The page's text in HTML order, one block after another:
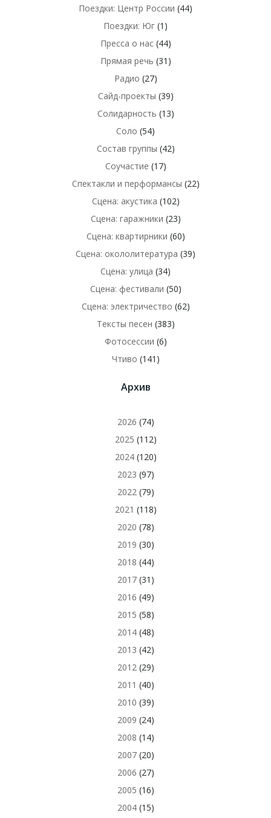
Поездки: Центр России (44)
Поездки: Юг (1)
Пресса о нас(44)
Прямая речь (31)
Радио (27)
Сайд-проекты (39)
Солидарность (13)
Соло (54)
Состав группы (42)
Соучастие (17)
Спектакли и перформансы (22)
Сцена: акустика (102)
Сцена: гаражники (23)
Сцена: квартирники (60)
Сцена: окололитература (39)
Сцена: улица (34)
Сцена: фестивали (50)
Сцена: электричество (62)
Тексты песен (383)
Фотосессии (6)
Чтиво (141)
Архив
2026 (74)
2025 (112)
2024(120)
2023 (97)
2022(79)
2021 (118)
2020 (78)
2019 (30)
2018 (44)
2017(31)
2016 (49)
2015 (58)
2014(48)
2013 (42)
2012(29)
2011 (40)
2010 (39)
2009 (24)
2008 (14)
2007(20)
2006 (27)
2005 (16)
2004(15)